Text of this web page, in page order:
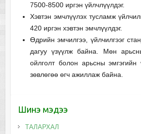
7500-8500 иргэн үйлчлүүлдэг.
Хэвтэн эмчлүүлэх тусламж
420 иргэн хэвтэн эмчлүүлдэг.
Өдрийн эмчилгээ, үйлчилгээг
дагуу үзүүлж байна. Мөн
ойлголт болон арьсны эмгэгийн
зөвлөгөө өгч ажиллаж байна.
Шинэ мэдээ
ТАЛАРХАЛ